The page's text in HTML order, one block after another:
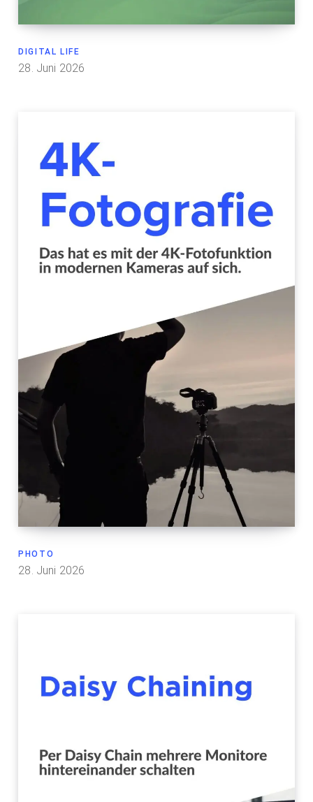
DIGITAL LIFE
28. Juni 2026
PHOTO
28. Juni 2026